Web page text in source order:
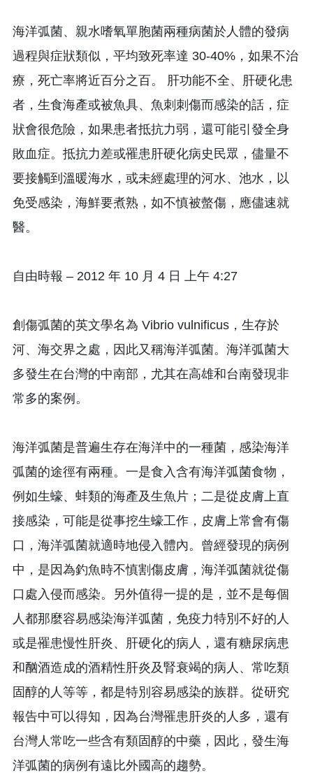
海洋弧菌、親水嗜氧單胞菌兩種病菌於人體的發病
過程與症狀類似，平均致死率達 30-40%，如果不治
療，死亡率將近百分之百。 肝功能不全、肝硬化患
者，生食海產或被魚具、魚刺刺傷而感染的話，症
狀會很危險，如果患者抵抗力弱，還可能引發全身
敗血症。抵抗力差或罹患肝硬化病史民眾，儘量不
要接觸到溫暖海水，或未經處理的河水、池水，以
免受感染，海鮮要煮熟，如不慎被螫傷，應儘速就
醫。
自由時報 – 2012 年 10 月 4 日 上午 4:27
創傷弧菌的英文學名為 Vibrio vulnificus，生存於
河、海交界之處，因此又稱海洋弧菌。海洋弧菌大
多發生在台灣的中南部，尤其在高雄和台南發現非
常多的案例。
海洋弧菌是普遍生存在海洋中的一種菌，感染海洋
弧菌的途徑有兩種。一是食入含有海洋弧菌食物，
例如生蠔、蚌類的海產及生魚片；二是從皮膚上直
接感染，可能是從事挖生蠔工作，皮膚上常會有傷
口，海洋弧菌就適時地侵入體內。曾經發現的病例
中，是因為釣魚時不慎割傷皮膚，海洋弧菌就從傷
口處入侵而感染。另外值得一提的是，並不是每個
人都那麼容易感染海洋弧菌，免疫力特別不好的人
或是罹患慢性肝炎、肝硬化的病人，還有糖尿病患
和酗酒造成的酒精性肝炎及腎衰竭的病人、常吃類
固醇的人等等，都是特別容易感染的族群。從研究
報告中可以得知，因為台灣罹患肝炎的人多，還有
台灣人常吃一些含有類固醇的中藥，因此，發生海
洋弧菌的病例有遠比外國高的趨勢。